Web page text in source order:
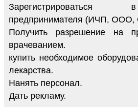
предпринимателя (ИЧП,
Получить разрешение на
врачеванием.
купить необходимое
лекарства.
Нанять персонал.
Дать рекламу.